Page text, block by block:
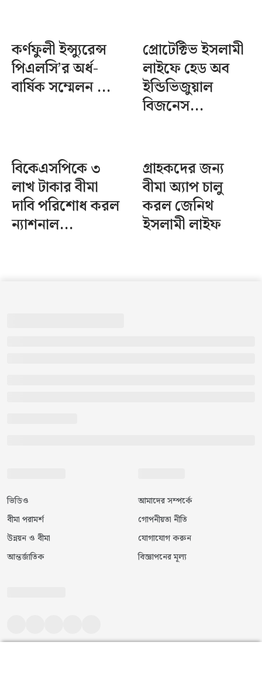
কর্ণফুলী ইন্স্যুরেন্স
পিএলসি’র অর্ধ-
বার্ষিক সম্মেলন ...
প্রোটেক্টিভ ইসলামী
লাইফে হেড অব
ইন্ডিভিজুয়াল
বিজনেস...
বিকেএসপিকে ৩
লাখ টাকার বীমা
দাবি পরিশোধ করল
ন্যাশনাল...
গ্রাহকদের জন্য
বীমা অ্যাপ চালু
করল জেনিথ
ইসলামী লাইফ
ভিডিও
বীমা পরামর্শ
উন্নয়ন ও বীমা
আন্তর্জাতিক
আমাদের সম্পর্কে
গোপনীয়তা নীতি
যোগাযোগ করুন
বিজ্ঞাপনের মূল্য